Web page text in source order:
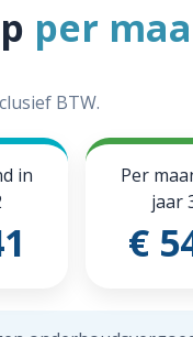
per
BTW.
in
Per
jaar
€